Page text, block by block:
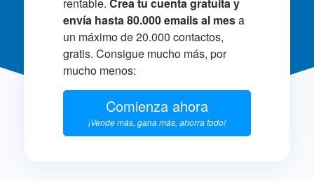
rentable. Crea tu cuenta gratuita y
envía hasta 80.000 emails al mesa
un máximo de 20.000 contactos,
gratis. Consigue mucho más, por
mucho menos:
Comienza ahora
¡Vende más, gana más, ahorra todo!